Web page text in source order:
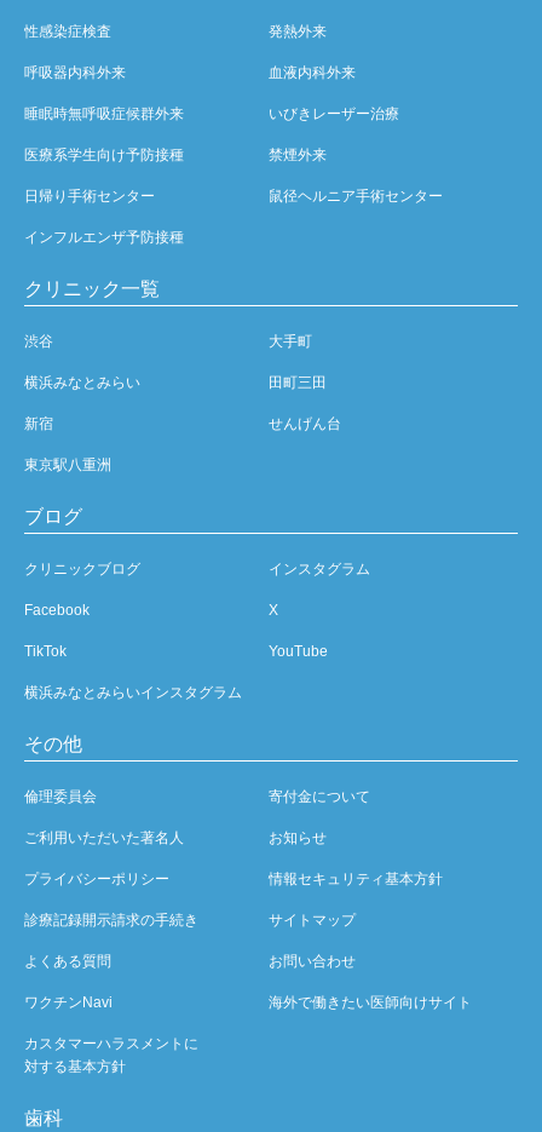
性感染症検査 発熱外来
呼吸器内科外来 血液内科外来
睡眠時無呼吸症候群外来 いびきレーザー治療
医療系学生向け予防接種 禁煙外来
日帰り手術センター 鼠径ヘルニア手術センター
インフルエンザ予防接種
クリニック一覧
渋谷 大手町
横浜みなとみらい 田町三田
新宿 せんげん台
東京駅八重洲
ブログ
クリニックブログ インスタグラム
Facebook X
TikTok YouTube
横浜みなとみらいインスタグラム
その他
倫理委員会 寄付金について
ご利用いただいた著名人 お知らせ
プライバシーポリシー 情報セキュリティ基本方針
診療記録開示請求の手続き サイトマップ
よくある質問 お問い合わせ
ワクチンNavi 海外で働きたい医師向けサイト
カスタマーハラスメントに
対する基本方針
歯科